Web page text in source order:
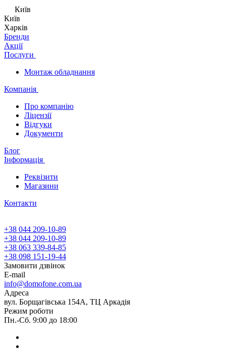
Київ
Київ
Харків
Бренди
Акції
Послуги
Монтаж обладнання
Компанія
Про компанію
Ліцензії
Відгуки
Документи
Блог
Інформація
Реквізити
Магазини
Контакти
+38 044 209-10-89
+38 044 209-10-89
+38 063 339-84-85
+38 098 151-19-44
Замовити дзвінок
E-mail
info@domofone.com.ua
Адреса
вул. Борщагівська 154А, ТЦ Аркадія
Режим роботи
Пн.-Сб. 9:00 до 18:00